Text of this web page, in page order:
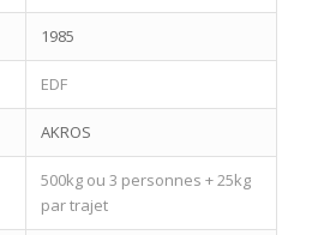
1985
EDF
AKROS
500kg ou 3 personnes + 25kg
par trajet